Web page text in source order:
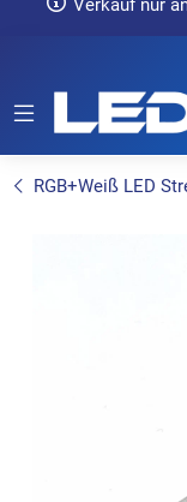
Verkauf nur
RGB+Weiß LED